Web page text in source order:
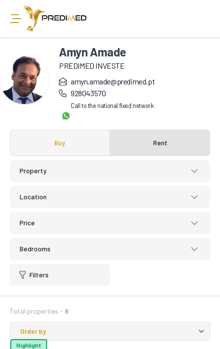
Amyn Amade
PREDIMED INVESTE
amyn.amade@predimed.pt
928043570
Call to the national fixed network
Buy Rent
Property
Location
Price
Bedrooms
Filters
Total properties - 6
Highlight